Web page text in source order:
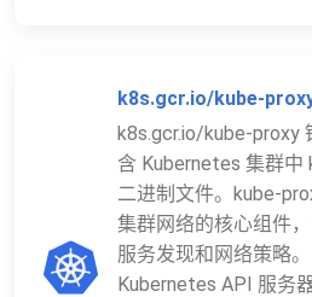
k8s.gcr.io/kube-
k8s.gcr.io/kube-proxy
含 Kubernetes 集群中
二进制文件。kube-
集群网络的核心组件
服务发现和网络策略
Kubernetes API 服务